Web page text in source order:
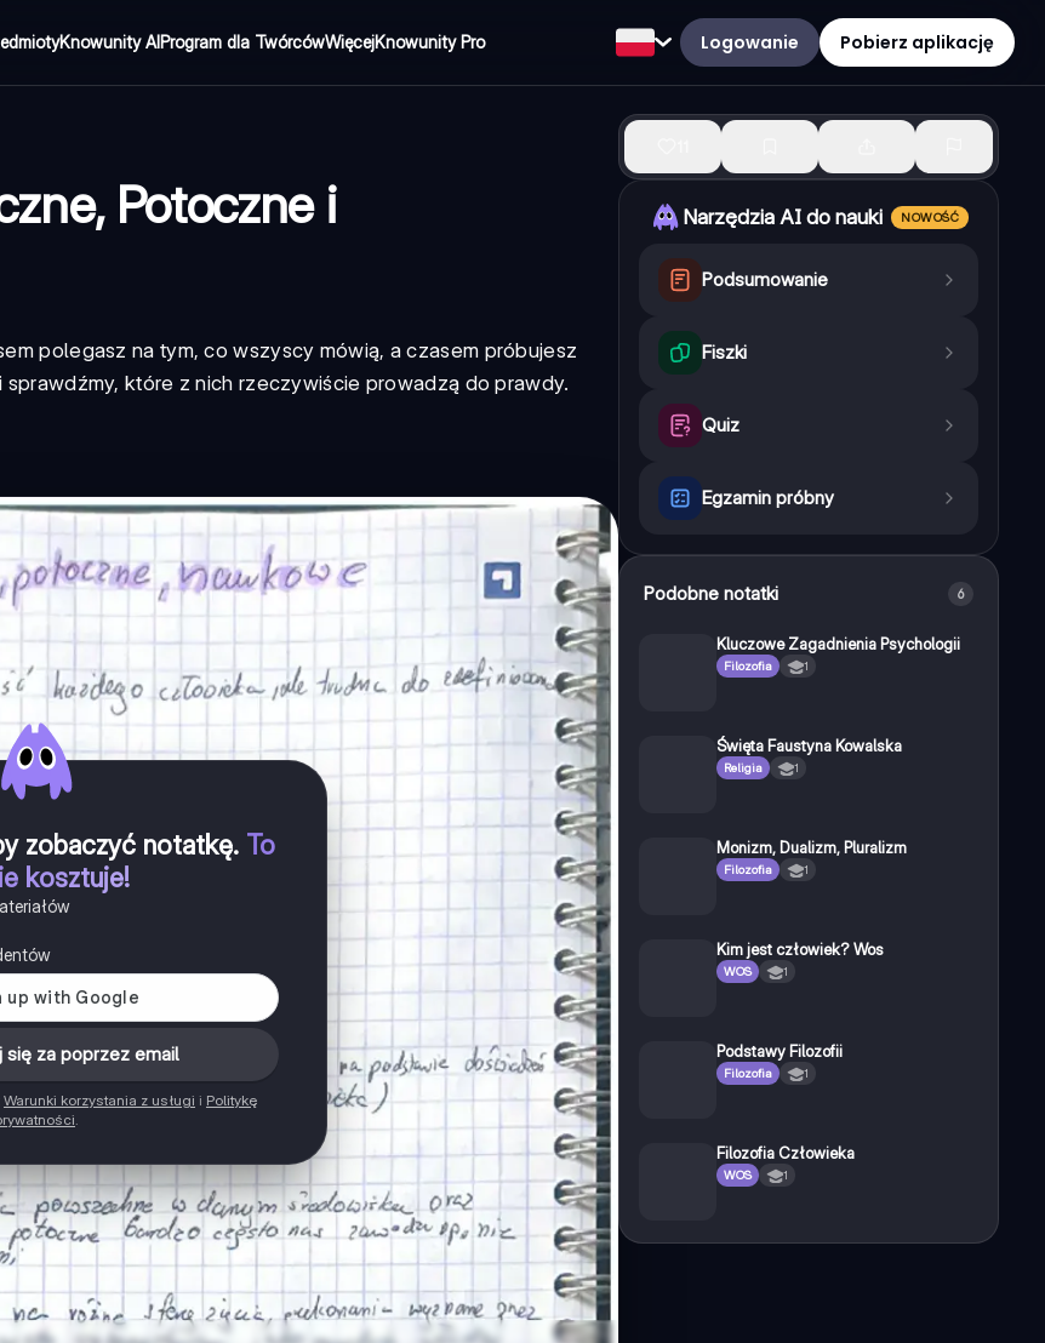
Knowunity AIProgram dla TwórcówWięcejKnowunity Pro Logowanie Pobierz aplikację
Potoczne i
polegasz na tym, co wszyscy mówią, a czasem próbujesz
które z nich rzeczywiście prowadzą do prawdy.
zobaczyć notatkę. To
kosztuje!
się za poprzez email
Warunki korzystania z usługi i Politykę
.
Narzędzia AI do nauki NOWOŚĆ
Podsumowanie
Fiszki
Quiz
Egzamin próbny
Podobne notatki 6
Kluczowe Zagadnienia Psychologii
Filozofia 1
Święta Faustyna Kowalska
Religia 1
Monizm, Dualizm, Pluralizm
Filozofia 1
Kim jest człowiek? Wos
WOS 1
Podstawy Filozofii
Filozofia 1
Filozofia Człowieka
WOS 1